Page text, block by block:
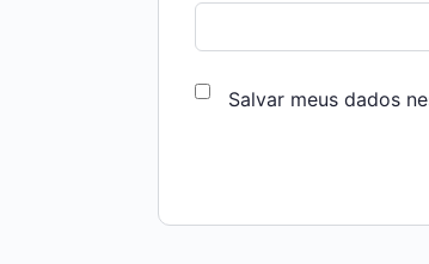
Salvar meus dados